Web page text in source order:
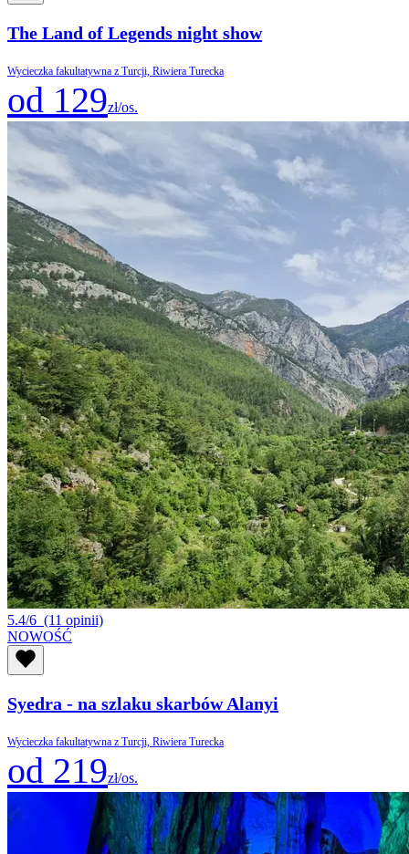
The Land of Legends night show
Wycieczka fakultatywna z Turcji, Riwiera Turecka
od 129zł/os.
5.4/6 (11 opinii)
NOWOŚĆ
Syedra - na szlaku skarbów Alanyi
Wycieczka fakultatywna z Turcji, Riwiera Turecka
od 219zł/os.